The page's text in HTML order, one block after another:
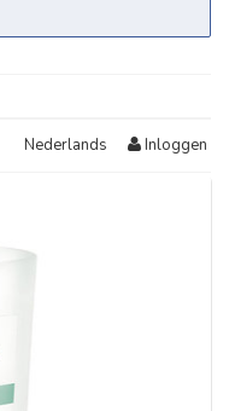
Nederlands Inloggen